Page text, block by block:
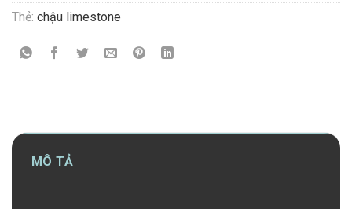
Thẻ: chậu limestone
MÔ TẢ